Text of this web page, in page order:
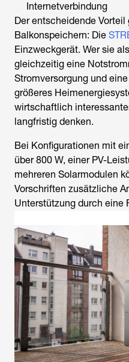
Internetverbindung
Der entscheidende
Balkonspeichern: Die
Einzweckgerät. Wer sie
gleichzeitig eine
Stromversorgung und
größeres
wirtschaftlich
langfristig denken.
Bei Konfigurationen mit
über 800 W, einer PV-
mehreren Solarmodulen
Vorschriften zusätzliche
Unterstützung durch eine